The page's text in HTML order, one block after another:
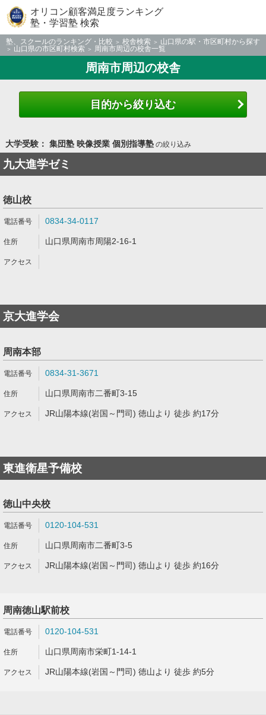
オリコン顧客満足度ランキング
塾・学習塾 検索
塾、スクールのランキング・比較 校舎検索
山口県の駅・市区町村から探す
山口県の市区町村検索
周南市周辺の校舎一覧
周南市周辺の校舎
目的から絞り込む
大学受験： 集団塾 映像授業 個別指導塾の絞り込み
九大進学ゼミ
徳山校
0834-34-0117
山口県周南市周陽2-16-1
京大進学会
周南本部
0834-31-3671
山口県周南市二番町3-15
JR山陽本線(岩国～門司) 徳山より 徒歩 約17分
東進衛星予備校
徳山中央校
0120-104-531
山口県周南市二番町3-5
JR山陽本線(岩国～門司) 徳山より 徒歩 約16分
周南徳山駅前校
0120-104-531
山口県周南市栄町1-14-1
JR山陽本線(岩国～門司) 徳山より 徒歩 約5分